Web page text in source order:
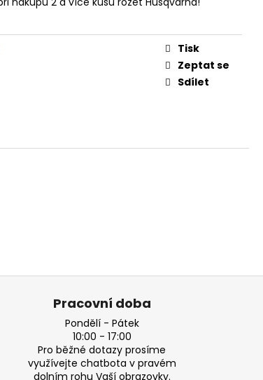
Tisk
Zeptat se
Sdílet
Pracovní doba
Pondělí - Pátek
10:00 - 17:00
Pro běžné dotazy prosíme
využívejte chatbota v pravém
dolním rohu Vaší obrazovky.